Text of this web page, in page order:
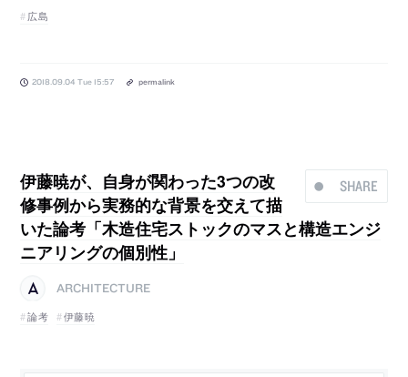
広島
2018.09.04 Tue 15:57 permalink
SHARE
伊藤暁が、自身が関わった3つの改
修事例から実務的な背景を交えて描
いた論考「木造住宅ストックのマスと構造エンジ
ニアリングの個別性」
ARCHITECTURE
論考
伊藤暁